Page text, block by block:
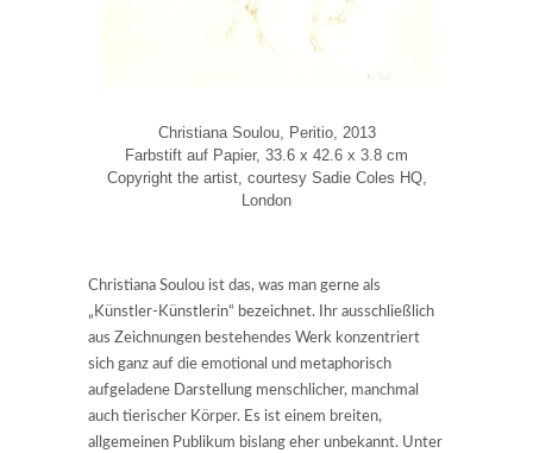
Christiana Soulou, Peritio, 2013
Farbstift auf Papier, 33.6 x 42.6 x 3.8 cm
Copyright the artist, courtesy Sadie Coles HQ,
London
Christiana Soulou ist das, was man gerne als
„Künstler-Künstlerin“ bezeichnet. Ihr ausschließlich
aus Zeichnungen bestehendes Werk konzentriert
sich ganz auf die emotional und metaphorisch
aufgeladene Darstellung menschlicher, manchmal
auch tierischer Körper. Es ist einem breiten,
allgemeinen Publikum bislang eher unbekannt. Unter